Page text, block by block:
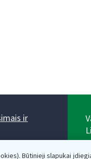
Būtinieji slapukai
ir
15.45.